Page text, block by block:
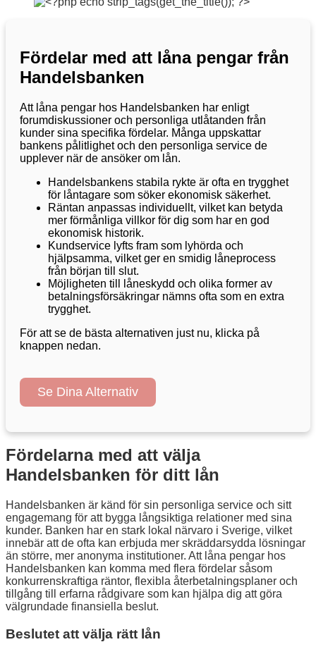
Fördelar med att låna pengar från
Handelsbanken
Att låna pengar hos Handelsbanken har enligt
forumdiskussioner och personliga utlåtanden från
kunder sina specifika fördelar. Många uppskattar
bankens pålitlighet och den personliga service de
upplever när de ansöker om lån.
Handelsbankens stabila rykte är ofta en trygghet
för låntagare som söker ekonomisk säkerhet.
Räntan anpassas individuellt, vilket kan betyda
mer förmånliga villkor för dig som har en god
ekonomisk historik.
Kundservice lyfts fram som lyhörda och
hjälpsamma, vilket ger en smidig låneprocess
från början till slut.
Möjligheten till låneskydd och olika former av
betalningsförsäkringar nämns ofta som en extra
trygghet.
För att se de bästa alternativen just nu, klicka på
knappen nedan.
Se Dina Alternativ
Fördelarna med att välja
Handelsbanken för ditt lån
Handelsbanken är känd för sin personliga service och sitt
engagemang för att bygga långsiktiga relationer med sina
kunder. Banken har en stark lokal närvaro i Sverige, vilket
innebär att de ofta kan erbjuda mer skräddarsydda lösningar
än större, mer anonyma institutioner. Att låna pengar hos
Handelsbanken kan komma med flera fördelar såsom
konkurrenskraftiga räntor, flexibla återbetalningsplaner och
tillgång till erfarna rådgivare som kan hjälpa dig att göra
välgrundade finansiella beslut.
Beslutet att välja rätt lån